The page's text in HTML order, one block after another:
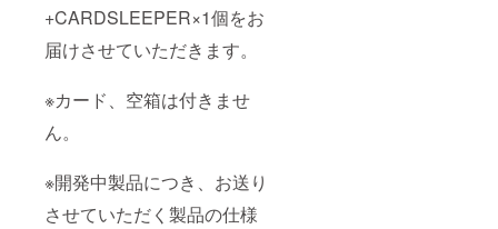
+CARDSLEEPER×1個をお
届けさせていただきます。
※カード、空箱は付きませ
ん。
※開発中製品につき、お送り
させていただく製品の仕様